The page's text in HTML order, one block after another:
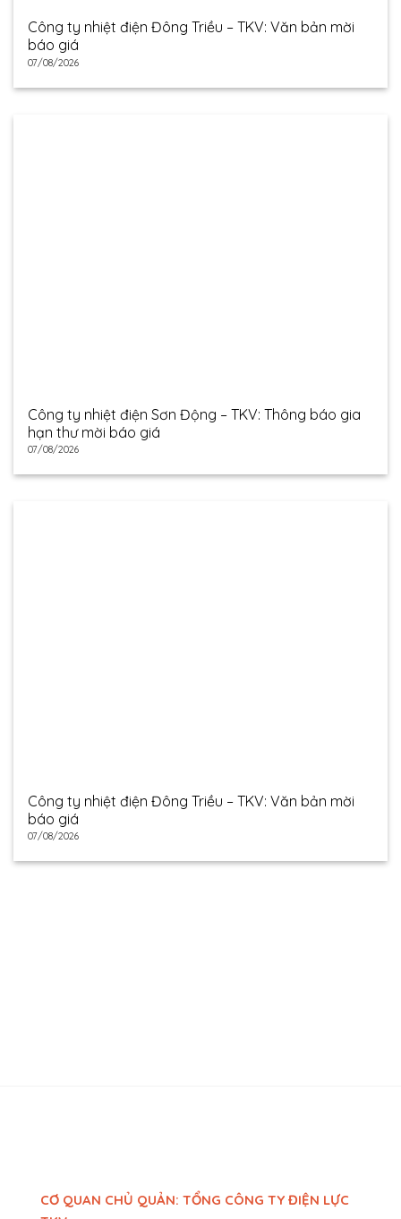
Công ty nhiệt điện Đông Triều – TKV: Văn bản mời
báo giá
07/08/2026
Công ty nhiệt điện Sơn Động – TKV: Thông báo gia
hạn thư mời báo giá
07/08/2026
Công ty nhiệt điện Đông Triều – TKV: Văn bản mời
báo giá
07/08/2026
CƠ QUAN CHỦ QUẢN: TỔNG CÔNG TY ĐIỆN LỰC